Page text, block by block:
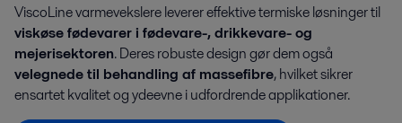
ViscoLine varmevekslere leverer effektive termiske løsninger til
viskøse fødevarer i fødevare-, drikkevare- og
mejerisektoren. Deres robuste design gør dem også
velegnede til behandling af massefibre, hvilket sikrer
ensartet kvalitet og ydeevne i udfordrende applikationer.